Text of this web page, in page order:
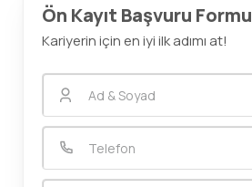
Ön Kayıt Başvuru Formu
Kariyerin için en iyi ilk adımı at!